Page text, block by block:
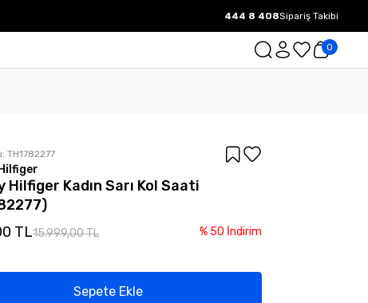
1000 TL ve üzeri Ücretsiz Kargo.
444 8 408Sipariş Takibi
0
TH1782277
Hilfiger Kadın Sarı Kol Saati
TL15.999,00 TL % 50 İndirim
Sepete Ekle